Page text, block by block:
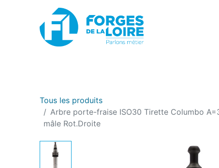
Tous les produits
Arbre porte-fraise ISO30 Tirette Columbo
mâle Rot.Droite